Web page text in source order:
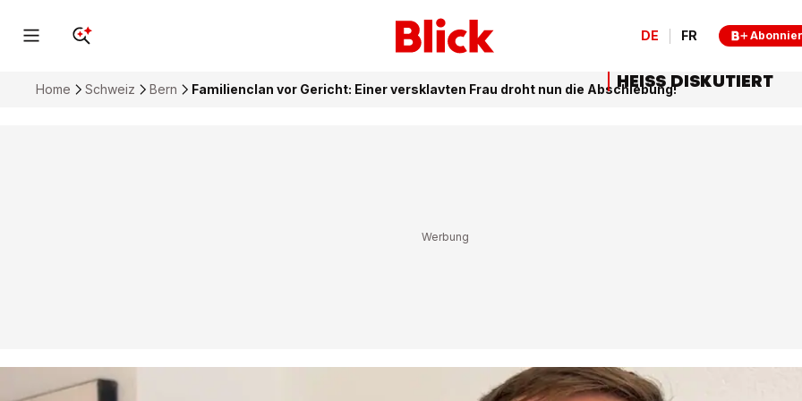
DE FR
Home Schweiz Bern Familienclan vor Gericht: Einer versklavten Frau droht nun die Abschiebung!HEISS DISKUTIERT